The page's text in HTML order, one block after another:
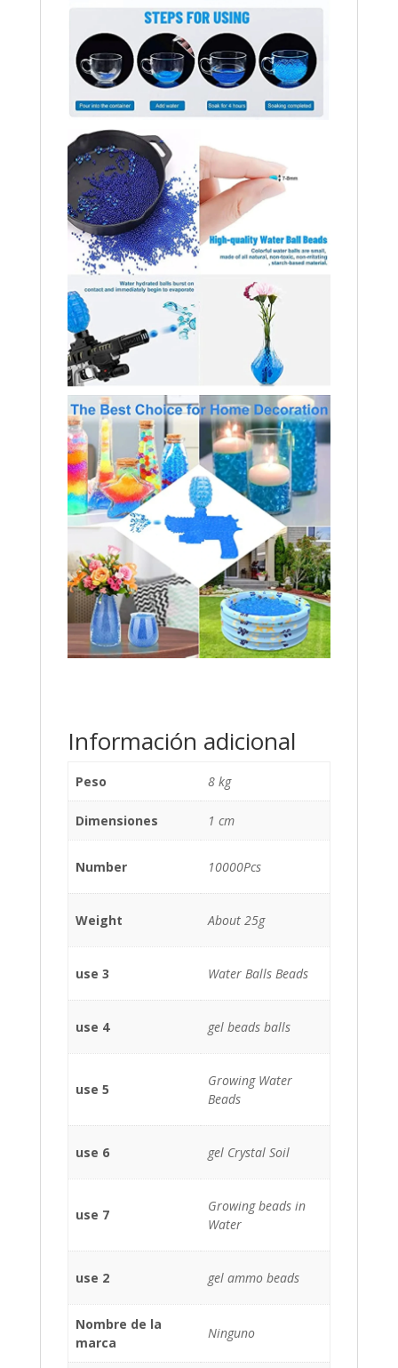
Información adicional
Peso 8 kg
Dimensiones 1 cm
Number 10000Pcs
Weight About 25g
use 3 Water Balls Beads
use 4 gel beads balls
use 5
Growing Water
Beads
use 6 gel Crystal Soil
use 7
Growing beads in
Water
use 2 gel ammo beads
Nombre de la
marca
Ninguno